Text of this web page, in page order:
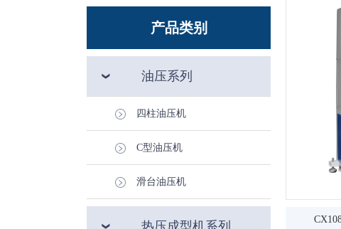
产品类别
油压系列
四柱油压机
C型油压机
滑台油压机
热压成型机系列